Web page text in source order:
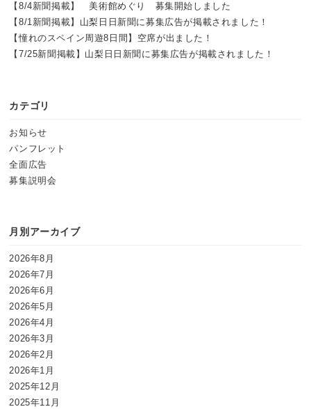
【8/4新聞掲載】 美術館めぐり 募集開始しました
【8/1新聞掲載】山梨日日新聞に募集広告が掲載されました！
【憧れのスペイン周遊8日間】空席が出ました！
【7/25新聞掲載】山梨日日新聞に募集広告が掲載されました！
カテゴリ
お知らせ
パンフレット
全面広告
募集説明会
月別アーカイブ
2026年8月
2026年7月
2026年6月
2026年5月
2026年4月
2026年3月
2026年2月
2026年1月
2025年12月
2025年11月